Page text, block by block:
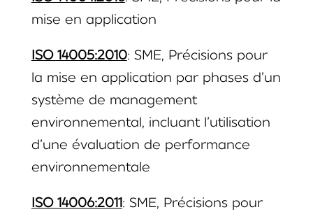
mise en application
ISO 14005:2010: SME, Précisions pour
la mise en application par phases d’un
système de management
environnemental, incluant l’utilisation
d’une évaluation de performance
environnementale
ISO 14006:2011: SME, Précisions pour